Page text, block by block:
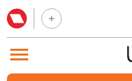
BEZOEK ONZE ANDERE WEBSITES